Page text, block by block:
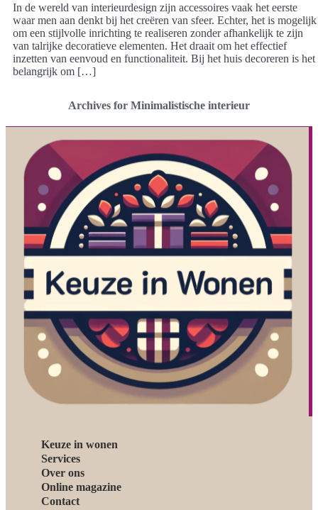
In de wereld van interieurdesign zijn accessoires vaak het eerste
waar men aan denkt bij het creëren van sfeer. Echter, het is mogelijk
om een stijlvolle inrichting te realiseren zonder afhankelijk te zijn
van talrijke decoratieve elementen. Het draait om het effectief
inzetten van eenvoud en functionaliteit. Bij het huis decoreren is het
belangrijk om […]
Archives for Minimalistische interieur
Keuze in wonen
Services
Over ons
Online magazine
Contact